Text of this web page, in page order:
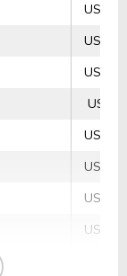
US$
US$
US$
US$
US$
US$
US$
US$